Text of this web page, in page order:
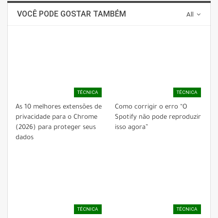
All
VOCÊ PODE GOSTAR TAMBÉM
TÉCNICA
As 10 melhores extensões de
privacidade para o Chrome
(2026) para proteger seus
dados
TÉCNICA
Como corrigir o erro “O
Spotify não pode reproduzir
isso agora”
TÉCNICA TÉCNICA